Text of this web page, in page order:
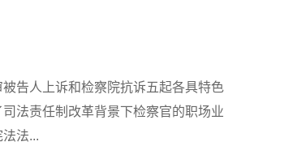
告人上诉和检察院抗诉五起各具特色
法责任制改革背景下检察官的职场业
法...